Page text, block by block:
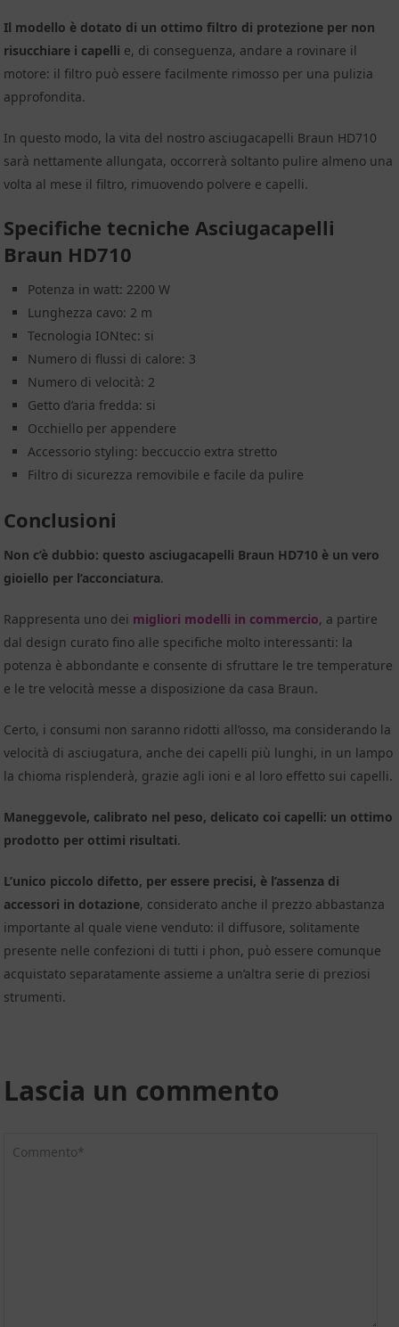
Il modello è dotato di un ottimo filtro di protezione per non
risucchiare i capelli e, di conseguenza, andare a rovinare il
motore: il filtro può essere facilmente rimosso per una pulizia
approfondita.
In questo modo, la vita del nostro asciugacapelli Braun HD710
sarà nettamente allungata, occorrerà soltanto pulire almeno una
volta al mese il filtro, rimuovendo polvere e capelli.
Specifiche tecniche Asciugacapelli
Braun HD710
Potenza in watt: 2200 W
Lunghezza cavo: 2 m
Tecnologia IONtec: si
Numero di flussi di calore: 3
Numero di velocità: 2
Getto d’aria fredda: si
Occhiello per appendere
Accessorio styling: beccuccio extra stretto
Filtro di sicurezza removibile e facile da pulire
Conclusioni
Non c’è dubbio: questo asciugacapelli Braun HD710 è un vero
gioiello per l’acconciatura.
Rappresenta uno dei migliori modelli in commercio, a partire
dal design curato fino alle specifiche molto interessanti: la
potenza è abbondante e consente di sfruttare le tre temperature
e le tre velocità messe a disposizione da casa Braun.
Certo, i consumi non saranno ridotti all’osso, ma considerando la
velocità di asciugatura, anche dei capelli più lunghi, in un lampo
la chioma risplenderà, grazie agli ioni e al loro effetto sui capelli.
Maneggevole, calibrato nel peso, delicato coi capelli: un ottimo
prodotto per ottimi risultati.
L’unico piccolo difetto, per essere precisi, è l’assenza di
accessori in dotazione, considerato anche il prezzo abbastanza
importante al quale viene venduto: il diffusore, solitamente
presente nelle confezioni di tutti i phon, può essere comunque
acquistato separatamente assieme a un’altra serie di preziosi
strumenti.
Lascia un commento